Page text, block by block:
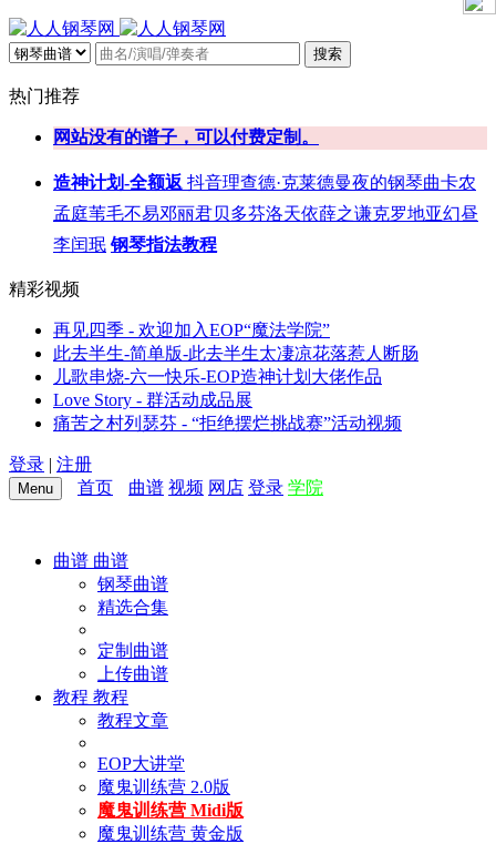
搜索
热门推荐
网站没有的谱子，可以付费定制。
造神计划-全额返 抖音理查德·克莱德曼夜的钢琴曲卡农
孟庭苇毛不易邓丽君贝多芬洛天依薛之谦克罗地亚幻昼
李闰珉 钢琴指法教程
精彩视频
再见四季 - 欢迎加入EOP“魔法学院”
此去半生-简单版-此去半生太凄凉花落惹人断肠
儿歌串烧-六一快乐-EOP造神计划大佬作品
Love Story - 群活动成品展
痛苦之村列瑟芬 - “拒绝摆烂挑战赛”活动视频
登录 | 注册
Menu 首页 曲谱 视频 网店 登录 学院
曲谱 曲谱
钢琴曲谱
精选合集
定制曲谱
上传曲谱
教程 教程
教程文章
EOP大讲堂
魔鬼训练营 2.0版
魔鬼训练营 Midi版
魔鬼训练营 黄金版